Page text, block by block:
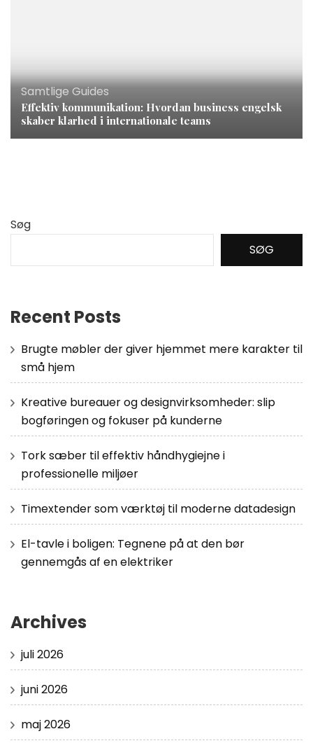
Samtlige Guides
Effektiv kommunikation: Hvordan business engelsk
skaber klarhed i internationale teams
Søg
SØG
Recent Posts
Brugte møbler der giver hjemmet mere karakter til
små hjem
Kreative bureauer og designvirksomheder: slip
bogføringen og fokuser på kunderne
Tork sæber til effektiv håndhygiejne i
professionelle miljøer
Timextender som værktøj til moderne datadesign
El-tavle i boligen: Tegnene på at den bør
gennemgås af en elektriker
Archives
juli 2026
juni 2026
maj 2026